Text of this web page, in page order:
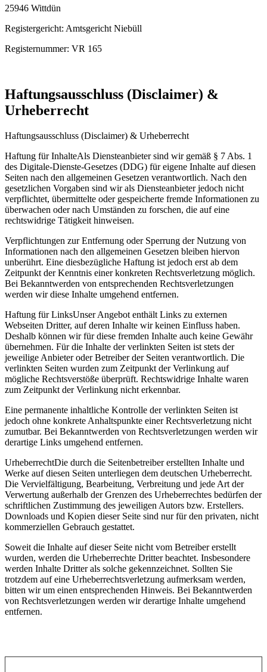
25946 Wittdün
Registergericht: Amtsgericht Niebüll
Registernummer: VR 165
Haftungsausschluss (Disclaimer) &
Urheberrecht
Haftungsausschluss (Disclaimer) & Urheberrecht
Haftung für InhalteAls Diensteanbieter sind wir gemäß § 7 Abs. 1
des Digitale-Dienste-Gesetzes (DDG) für eigene Inhalte auf diesen
Seiten nach den allgemeinen Gesetzen verantwortlich. Nach den
gesetzlichen Vorgaben sind wir als Diensteanbieter jedoch nicht
verpflichtet, übermittelte oder gespeicherte fremde Informationen zu
überwachen oder nach Umständen zu forschen, die auf eine
rechtswidrige Tätigkeit hinweisen.
Verpflichtungen zur Entfernung oder Sperrung der Nutzung von
Informationen nach den allgemeinen Gesetzen bleiben hiervon
unberührt. Eine diesbezügliche Haftung ist jedoch erst ab dem
Zeitpunkt der Kenntnis einer konkreten Rechtsverletzung möglich.
Bei Bekanntwerden von entsprechenden Rechtsverletzungen
werden wir diese Inhalte umgehend entfernen.
Haftung für LinksUnser Angebot enthält Links zu externen
Webseiten Dritter, auf deren Inhalte wir keinen Einfluss haben.
Deshalb können wir für diese fremden Inhalte auch keine Gewähr
übernehmen. Für die Inhalte der verlinkten Seiten ist stets der
jeweilige Anbieter oder Betreiber der Seiten verantwortlich. Die
verlinkten Seiten wurden zum Zeitpunkt der Verlinkung auf
mögliche Rechtsverstöße überprüft. Rechtswidrige Inhalte waren
zum Zeitpunkt der Verlinkung nicht erkennbar.
Eine permanente inhaltliche Kontrolle der verlinkten Seiten ist
jedoch ohne konkrete Anhaltspunkte einer Rechtsverletzung nicht
zumutbar. Bei Bekanntwerden von Rechtsverletzungen werden wir
derartige Links umgehend entfernen.
UrheberrechtDie durch die Seitenbetreiber erstellten Inhalte und
Werke auf diesen Seiten unterliegen dem deutschen Urheberrecht.
Die Vervielfältigung, Bearbeitung, Verbreitung und jede Art der
Verwertung außerhalb der Grenzen des Urheberrechtes bedürfen der
schriftlichen Zustimmung des jeweiligen Autors bzw. Erstellers.
Downloads und Kopien dieser Seite sind nur für den privaten, nicht
kommerziellen Gebrauch gestattet.
Soweit die Inhalte auf dieser Seite nicht vom Betreiber erstellt
wurden, werden die Urheberrechte Dritter beachtet. Insbesondere
werden Inhalte Dritter als solche gekennzeichnet. Sollten Sie
trotzdem auf eine Urheberrechtsverletzung aufmerksam werden,
bitten wir um einen entsprechenden Hinweis. Bei Bekanntwerden
von Rechtsverletzungen werden wir derartige Inhalte umgehend
entfernen.